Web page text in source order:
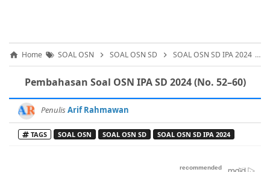
Home SOAL OSN SOAL OSN SD SOAL OSN SD IPA 2024
Pembahasan Soal OSN IPA SD 2024 (No. 52–60)
Penulis Arif Rahmawan
TAGS SOAL OSN SOAL OSN SD SOAL OSN SD IPA 2024